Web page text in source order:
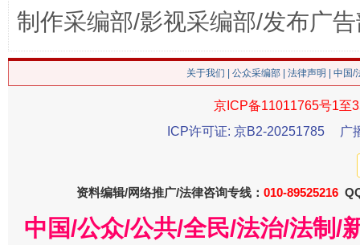
今
制作采编部/影视采编部/发布广
关于我们 公众采编部 法律声明 | 中国
京ICP备11011765号1至
ICP许可证: 京B2-20251785
广
资料编辑/网络推广/法律咨询专线： 010-89525216
中国/公众/公共/全民/法治/法制/